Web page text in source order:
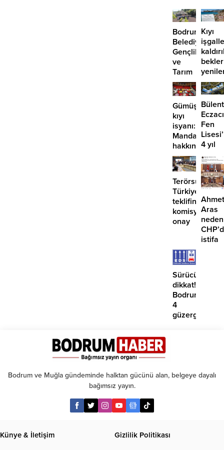
Bodrum
Belediyesi
Gençlik
ve
Tarım
Kampı’nın
3.
dönemi
tamamlandı
Kıyı
önü
mü
Gümüşlük’te
kıyı
isyanı:
Mandalinci
hakkında
suç
duyurusu
Bülent
Fen
4 yıl
geçti,
hâlâ
proje
Terörsüz
Türkiye
teklifine
komisyondan
onay
Ahmet
Aras
neden
istifa
Sürücüler
dikkat!
Bodrum’da
4
güzergahta
Bodrum ve Muğla gündeminde halktan gücünü alan, belgeye dayalı
bağımsız yayın.
Künye & İletişim Gizlilik Politikası